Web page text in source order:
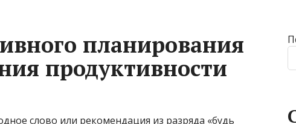
планирования
продуктивности
слово или рекомендация из разряда «будь